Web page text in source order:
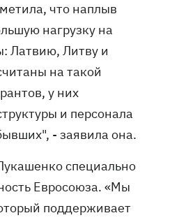
что наплыв
нагрузку на
Латвию, Литву и
на такой
у них
и персонала
- заявила она.
специально
Евросоюза. «Мы
поддерживает